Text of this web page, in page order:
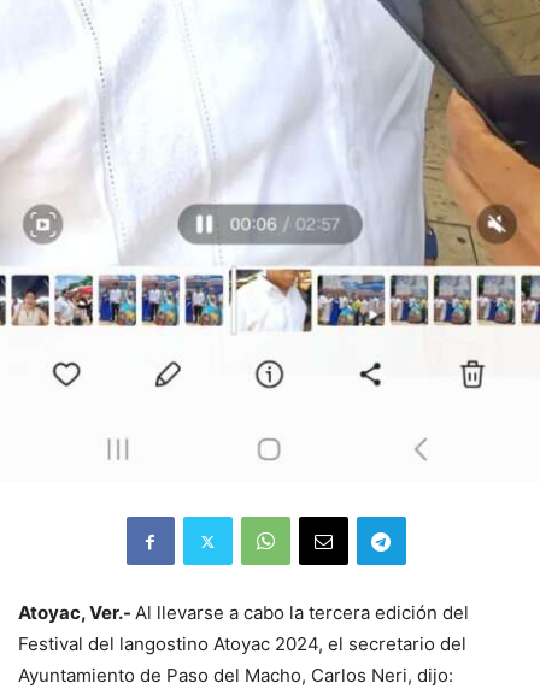
Atoyac, Ver.- Al llevarse a cabo la tercera edición del
Festival del langostino Atoyac 2024, el secretario del
Ayuntamiento de Paso del Macho, Carlos Neri, dijo: